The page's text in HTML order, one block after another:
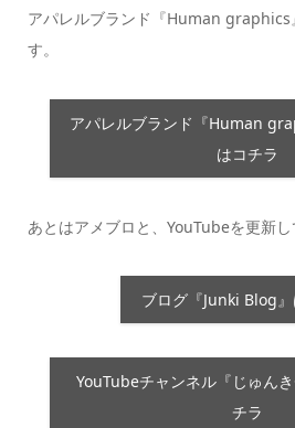
アパレルブランド『Human graphics
す。
アパレルブランド『Human
はコチラ
あとはアメブロと、YouTubeを更新し
ブログ『Junki Blog
YouTubeチャンネル『じゅん
チラ